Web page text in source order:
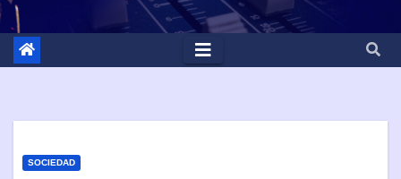
SOCIEDAD